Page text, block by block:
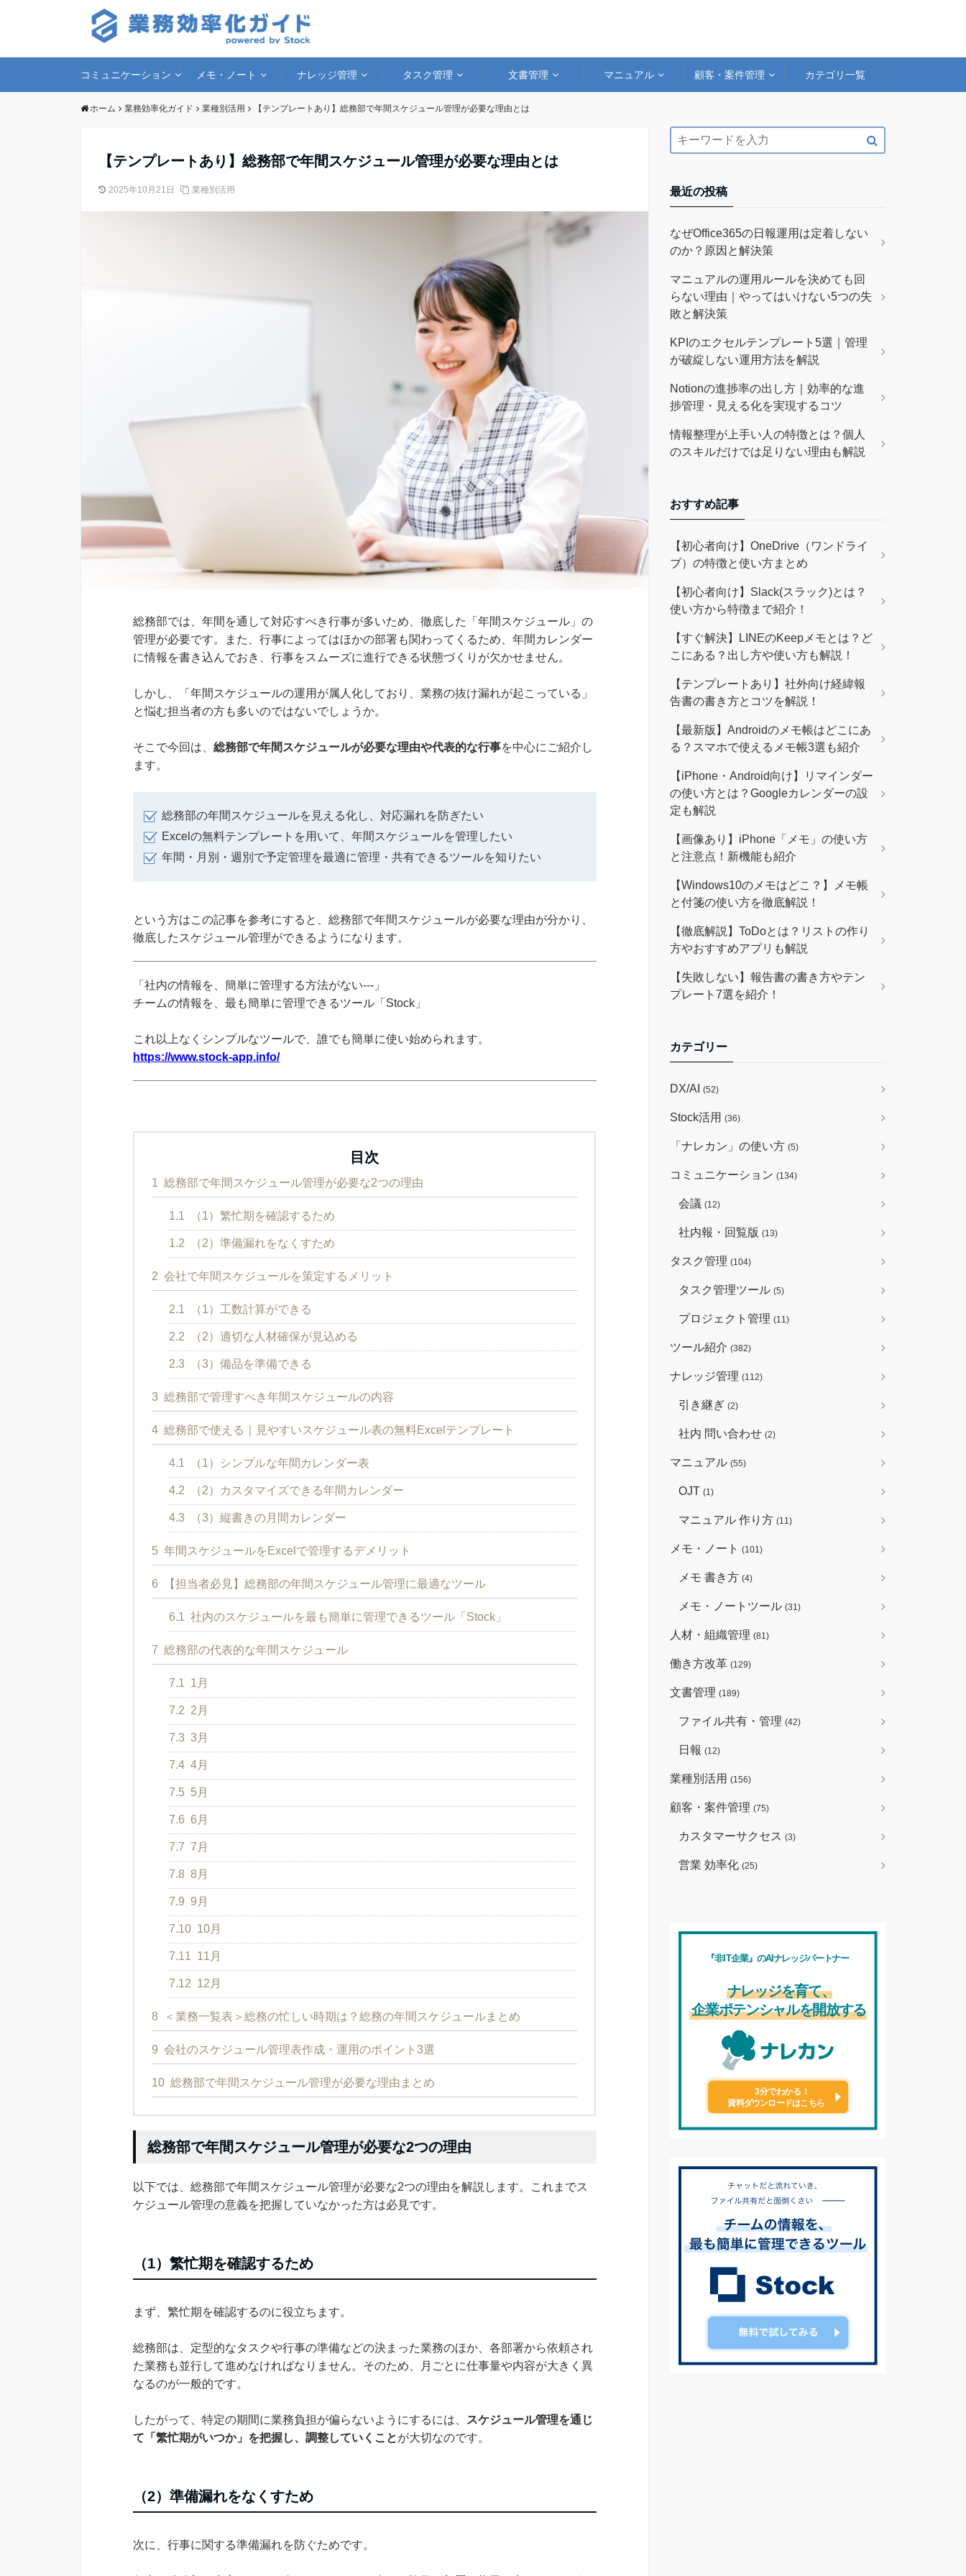
コミュニケーション メモ・ノート ナレッジ管理 タスク管理 文書管理 マニュアル 顧客・案件管理 カテゴリ一覧
ホーム 業務効率化ガイド 業種別活用 【テンプレートあり】総務部で年間スケジュール管理が必要な理由とは
【テンプレートあり】総務部で年間スケジュール管理が必要な理由とは
2025年10月21日 業種別活用
総務部では、年間を通して対応すべき行事が多いため、徹底した「年間スケジュール」の
管理が必要です。また、行事によってはほかの部署も関わってくるため、年間カレンダー
に情報を書き込んでおき、行事をスムーズに進行できる状態づくりが欠かせません。
しかし、「年間スケジュールの運用が属人化しており、業務の抜け漏れが起こっている」
と悩む担当者の方も多いのではないでしょうか。
そこで今回は、 総務部で年間スケジュールが必要な理由や代表的な行事を中心にご紹介し
ます。
総務部の年間スケジュールを見える化し、対応漏れを防ぎたい
Excelの無料テンプレートを用いて、年間スケジュールを管理したい
年間・月別・週別で予定管理を最適に管理・共有できるツールを知りたい
という方はこの記事を参考にすると、総務部で年間スケジュールが必要な理由が分かり、
徹底したスケジュール管理ができるようになります。
「社内の情報を、簡単に管理する方法がない---」
チームの情報を、最も簡単に管理できるツール「Stock」
これ以上なくシンプルなツールで、誰でも簡単に使い始められます。
https://www.stock-app.info/
目次
1 総務部で年間スケジュール管理が必要な2つの理由
1.1 （1）繁忙期を確認するため
1.2 （2）準備漏れをなくすため
2 会社で年間スケジュールを策定するメリット
2.1 （1）工数計算ができる
2.2 （2）適切な人材確保が見込める
2.3 （3）備品を準備できる
3 総務部で管理すべき年間スケジュールの内容
4 総務部で使える｜見やすいスケジュール表の無料Excelテンプレート
4.1 （1）シンプルな年間カレンダー表
4.2 （2）カスタマイズできる年間カレンダー
4.3 （3）縦書きの月間カレンダー
5 年間スケジュールをExcelで管理するデメリット
6 【担当者必見】総務部の年間スケジュール管理に最適なツール
6.1 社内のスケジュールを最も簡単に管理できるツール「Stock」
7 総務部の代表的な年間スケジュール
7.1 1月
7.2 2月
7.3 3月
7.4 4月
7.5 5月
7.6 6月
7.7 7月
7.8 8月
7.9 9月
7.10 10月
7.11 11月
7.12 12月
8 ＜業務一覧表＞総務の忙しい時期は？総務の年間スケジュールまとめ
9 会社のスケジュール管理表作成・運用のポイント3選
10 総務部で年間スケジュール管理が必要な理由まとめ
総務部で年間スケジュール管理が必要な2つの理由
以下では、総務部で年間スケジュール管理が必要な2つの理由を解説します。これまでス
ケジュール管理の意義を把握していなかった方は必見です。
（1）繁忙期を確認するため
まず、繁忙期を確認するのに役立ちます。
総務部は、定型的なタスクや行事の準備などの決まった業務のほか、各部署から依頼され
た業務も並行して進めなければなりません。そのため、月ごとに仕事量や内容が大きく異
なるのが一般的です。
したがって、特定の期間に業務負担が偏らないようにするには、
スケジュール管理を通じ
て「繁忙期がいつか」を把握し、調整していくことが大切なのです。
（2）準備漏れをなくすため
次に、行事に関する準備漏れを防ぐためです。
最近の投稿
なぜOffice365の日報運用は定着しない
のか？原因と解決策
マニュアルの運用ルールを決めても回
らない理由｜やってはいけない5つの失
敗と解決策
KPIのエクセルテンプレート5選｜管理
が破綻しない運用方法を解説
Notionの進捗率の出し方｜効率的な進
捗管理・見える化を実現するコツ
情報整理が上手い人の特徴とは？個人
のスキルだけでは足りない理由も解説
おすすめ記事
【初心者向け】OneDrive（ワンドライ
ブ）の特徴と使い方まとめ
【初心者向け】Slack(スラック)とは？
使い方から特徴まで紹介！
【すぐ解決】LINEのKeepメモとは？ど
こにある？出し方や使い方も解説！
【テンプレートあり】社外向け経緯報
告書の書き方とコツを解説！
【最新版】Androidのメモ帳はどこにあ
る？スマホで使えるメモ帳3選も紹介
【iPhone・Android向け】リマインダー
の使い方とは？Googleカレンダーの設
定も解説
【画像あり】iPhone「メモ」の使い方
と注意点！新機能も紹介
【Windows10のメモはどこ？】メモ帳
と付箋の使い方を徹底解説！
【徹底解説】ToDoとは？リストの作り
方やおすすめアプリも解説
【失敗しない】報告書の書き方やテン
プレート7選を紹介！
カテゴリー
DX/AI (52)
Stock活用 (36)
「ナレカン」の使い方 (5)
コミュニケーション (134)
会議 (12)
社内報・回覧版 (13)
タスク管理 (104)
タスク管理ツール (5)
プロジェクト管理 (11)
ツール紹介 (382)
ナレッジ管理 (112)
引き継ぎ (2)
社内 問い合わせ (2)
マニュアル (55)
OJT (1)
マニュアル 作り方 (11)
メモ・ノート (101)
メモ 書き方 (4)
メモ・ノートツール (31)
人材・組織管理 (81)
働き方改革 (129)
文書管理 (189)
ファイル共有・管理 (42)
日報 (12)
業種別活用 (156)
顧客・案件管理 (75)
カスタマーサクセス (3)
営業 効率化 (25)